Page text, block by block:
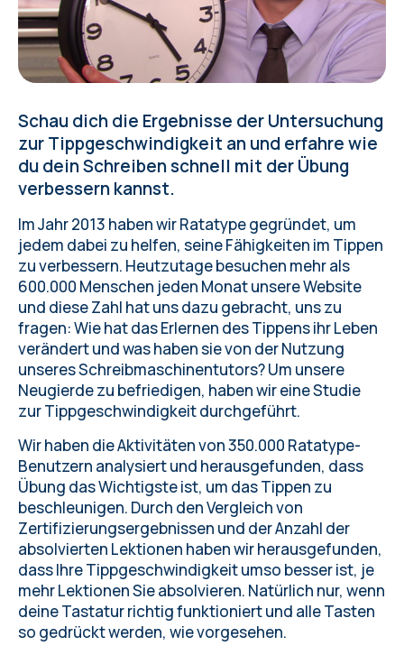
Schau dich die Ergebnisse der Untersuchung
zur Tippgeschwindigkeit an und erfahre wie
du dein Schreiben schnell mit der Übung
verbessern kannst.
Im Jahr 2013 haben wirRatatypegegründet, um
jedem dabei zu helfen, seine Fähigkeiten im Tippen
zu verbessern. Heutzutage besuchen mehr als
600.000 Menschen jeden Monat unsere Website
und diese Zahl hat uns dazu gebracht, uns zu
fragen: Wie hat das Erlernen des Tippens ihr Leben
verändert und was haben sie von der Nutzung
unseresSchreibmaschinentutors? Um unsere
Neugierde zu befriedigen, haben wir eine Studie
zur Tippgeschwindigkeit durchgeführt.
Wir haben die Aktivitäten von 350.000 Ratatype-
Benutzern analysiert und herausgefunden, dass
Übung das Wichtigste ist, um das Tippen zu
beschleunigen. Durch den Vergleich von
Zertifizierungsergebnissen und der Anzahl der
absolvierten Lektionen haben wir herausgefunden,
dass IhreTippgeschwindigkeitumso besser ist, je
mehr Lektionen Sie absolvieren. Natürlich nur, wenn
deineTastatur richtig funktioniertund alle Tasten
so gedrückt werden, wie vorgesehen.